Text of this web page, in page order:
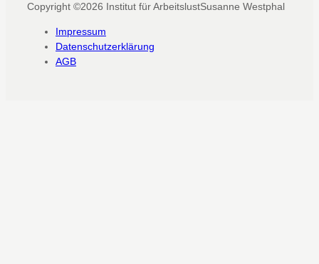
Copyright ©2026 Institut für ArbeitslustSusanne Westphal
Impressum
Datenschutzerklärung
AGB